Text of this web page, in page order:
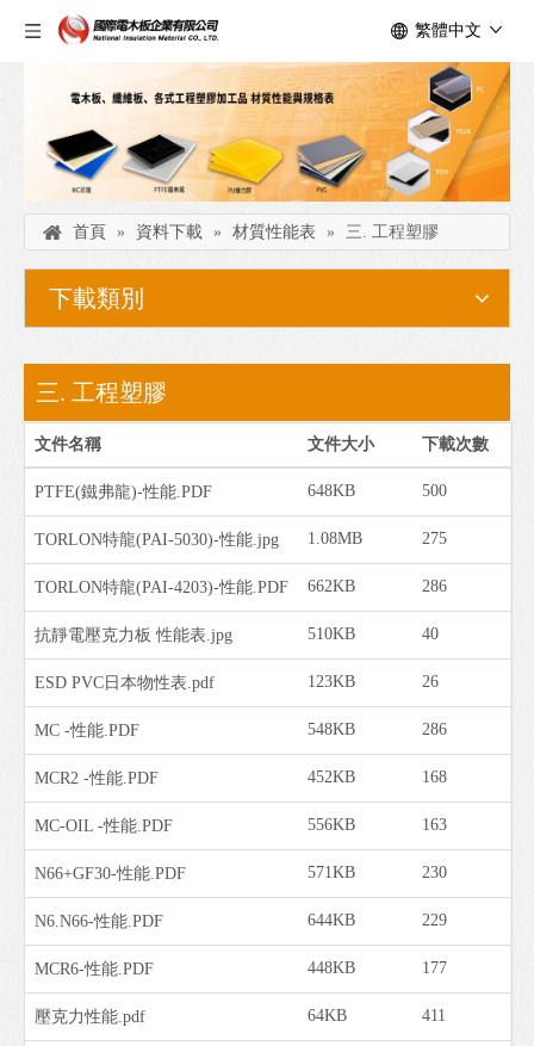
繁體中文
首頁 » 資料下載 » 材質性能表 » 三. 工程塑膠
下載類別
三. 工程塑膠
文件名稱 文件大小 下載次數
PTFE(鐵弗龍)-性能.PDF 648KB 500
TORLON特龍(PAI-5030)-性能.jpg 1.08MB 275
TORLON特龍(PAI-4203)-性能.PDF 662KB 286
抗靜電壓克力板 性能表.jpg 510KB 40
ESD PVC日本物性表.pdf 123KB 26
MC -性能.PDF 548KB 286
MCR2 -性能.PDF 452KB 168
MC-OIL -性能.PDF 556KB 163
N66+GF30-性能.PDF 571KB 230
N6.N66-性能.PDF 644KB 229
MCR6-性能.PDF 448KB 177
壓克力性能.pdf 64KB 411